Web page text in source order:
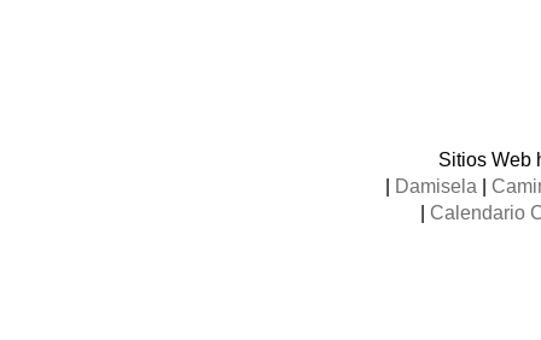
Sitios Web
Damisela
Calendario